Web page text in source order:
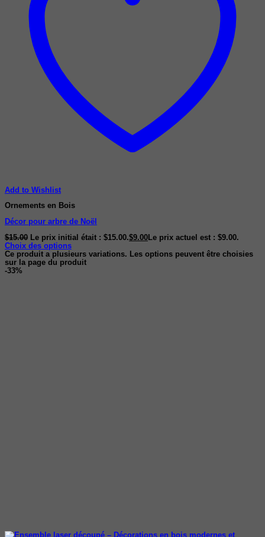
Add to Wishlist
Ornements en Bois
Décor pour arbre de Noël
$15.00 Le prix initial était : $15.00.$9.00 Le prix actuel est : $9.00.
Choix des options
Ce produit a plusieurs variations. Les options peuvent être choisies
sur la page du produit
-33%